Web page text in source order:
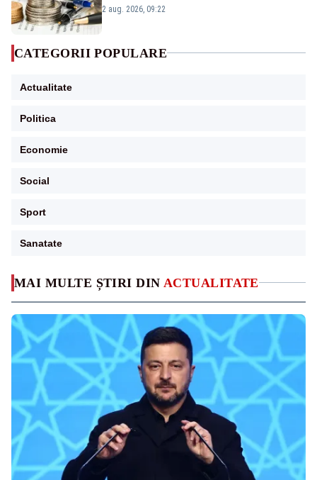
MAI MULTE ȘTIRI DIN ACTUALITATE
viitoare?
2 aug. 2026, 09:22
CATEGORII POPULARE
Actualitate
Politica
Economie
Social
Sport
Sanatate